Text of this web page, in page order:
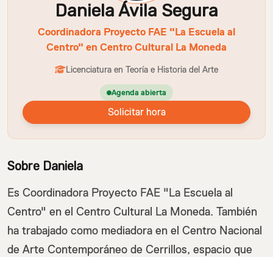
Daniela Ávila Segura
Coordinadora Proyecto FAE "La Escuela al
Centro" en Centro Cultural La Moneda
Licenciatura en Teoría e Historia del Arte
Agenda abierta
Solicitar hora
Sobre Daniela
Es Coordinadora Proyecto FAE "La Escuela al
Centro" en el Centro Cultural La Moneda. También
ha trabajado como mediadora en el Centro Nacional
de Arte Contemporáneo de Cerrillos, espacio que